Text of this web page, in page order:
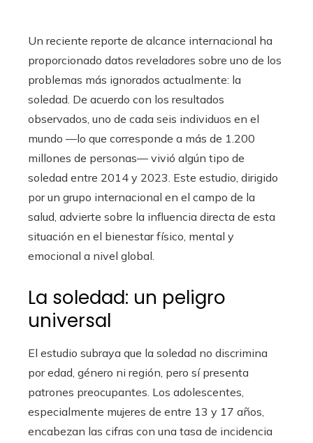
Un reciente reporte de alcance internacional ha
proporcionado datos reveladores sobre uno de los
problemas más ignorados actualmente: la
soledad. De acuerdo con los resultados
observados, uno de cada seis individuos en el
mundo —lo que corresponde a más de 1.200
millones de personas— vivió algún tipo de
soledad entre 2014 y 2023. Este estudio, dirigido
por un grupo internacional en el campo de la
salud, advierte sobre la influencia directa de esta
situación en el bienestar físico, mental y
emocional a nivel global.
La soledad: un peligro
universal
El estudio subraya que la soledad no discrimina
por edad, género ni región, pero sí presenta
patrones preocupantes. Los adolescentes,
especialmente mujeres de entre 13 y 17 años,
encabezan las cifras con una tasa de incidencia